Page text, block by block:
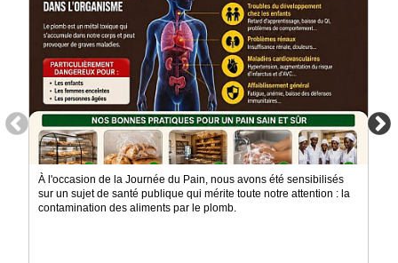
À l'occasion de la Journée du Pain, nous avons été sensibilisés
sur un sujet de santé publique qui mérite toute notre attention : la
contamination des aliments par le plomb.